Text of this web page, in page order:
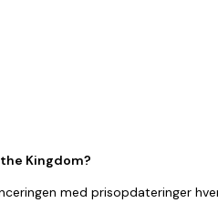
Kingdom?
med prisopdateringer